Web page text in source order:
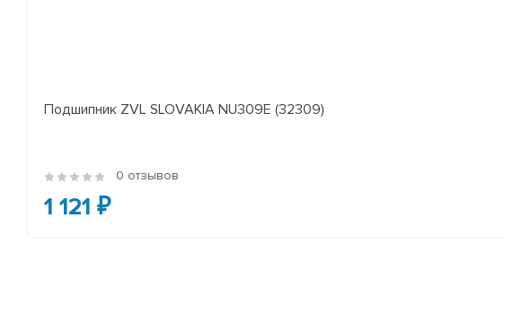
Подшипник ZVL SLOVAKIA NU309E (32309)
0 отзывов
1 121 ₽